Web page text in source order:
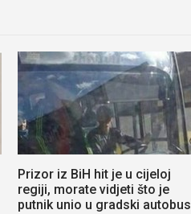
Prizor iz BiH hit je u cijeloj
regiji, morate vidjeti što je
putnik unio u gradski autobus